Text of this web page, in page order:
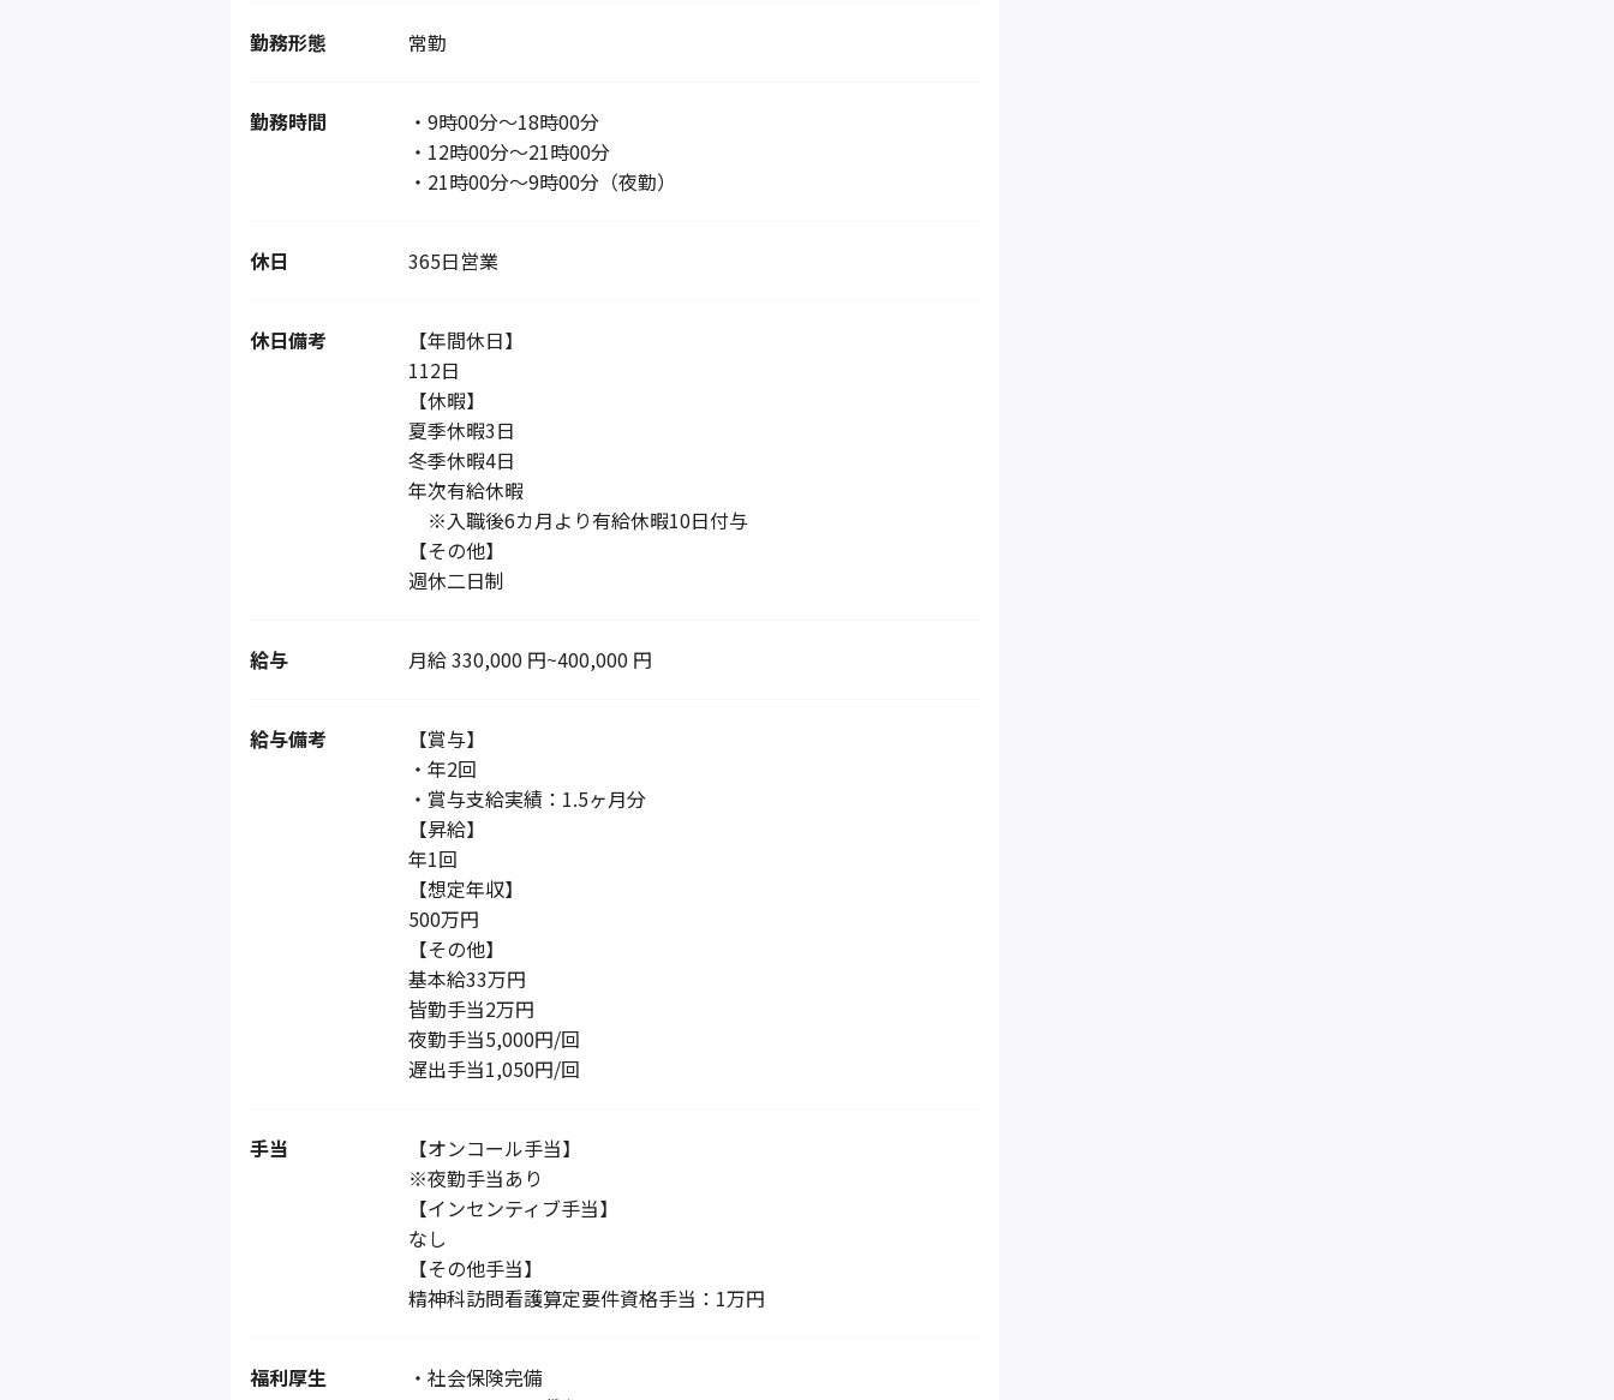
勤務形態 常勤
勤務時間
・9時00分～18時00分
・12時00分～21時00分
・21時00分～9時00分（夜勤）
休日 365日営業
休日備考
【年間休日】
112日
【休暇】
夏季休暇3日
冬季休暇4日
年次有給休暇
※入職後6カ月より有給休暇10日付与
【その他】
週休二日制
給与 月給 330,000 円~400,000 円
給与備考
【賞与】
・年2回
・賞与支給実績：1.5ヶ月分
【昇給】
年1回
【想定年収】
500万円
【その他】
基本給33万円
皆勤手当2万円
夜勤手当5,000円/回
遅出手当1,050円/回
手当
【オンコール手当】
※夜勤手当あり
【インセンティブ手当】
なし
【その他手当】
精神科訪問看護算定要件資格手当：1万円
福利厚生
・社会保険完備